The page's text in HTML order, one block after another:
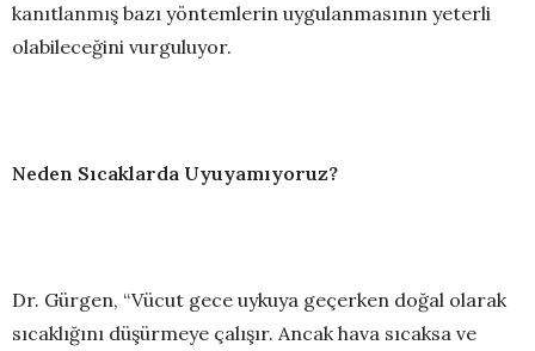
kanıtlanmış bazı yöntemlerin uygulanmasının yeterli
olabileceğini vurguluyor.
Neden Sıcaklarda Uyuyamıyoruz?
Dr. Gürgen, “Vücut gece uykuya geçerken doğal olarak
sıcaklığını düşürmeye çalışır. Ancak hava sıcaksa ve